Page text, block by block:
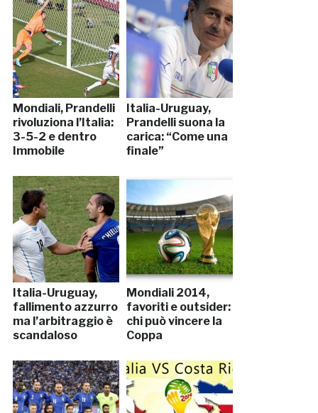
Mondiali, Prandelli
rivoluziona l’Italia:
3-5-2 e dentro
Immobile
Italia-Uruguay,
Prandelli suona la
carica: “Come una
finale”
Italia-Uruguay,
fallimento azzurro
ma l’arbitraggio è
scandaloso
Mondiali 2014,
favoriti e outsider:
chi può vincere la
Coppa